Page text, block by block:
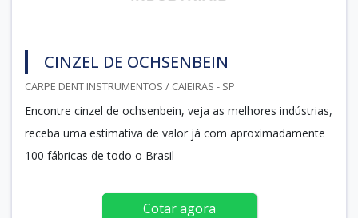
CINZEL DE OCHSENBEIN
CARPE DENT INSTRUMENTOS / CAIEIRAS - SP
Encontre cinzel de ochsenbein, veja as melhores indústrias,
receba uma estimativa de valor já com aproximadamente
100 fábricas de todo o Brasil
Cotar agora